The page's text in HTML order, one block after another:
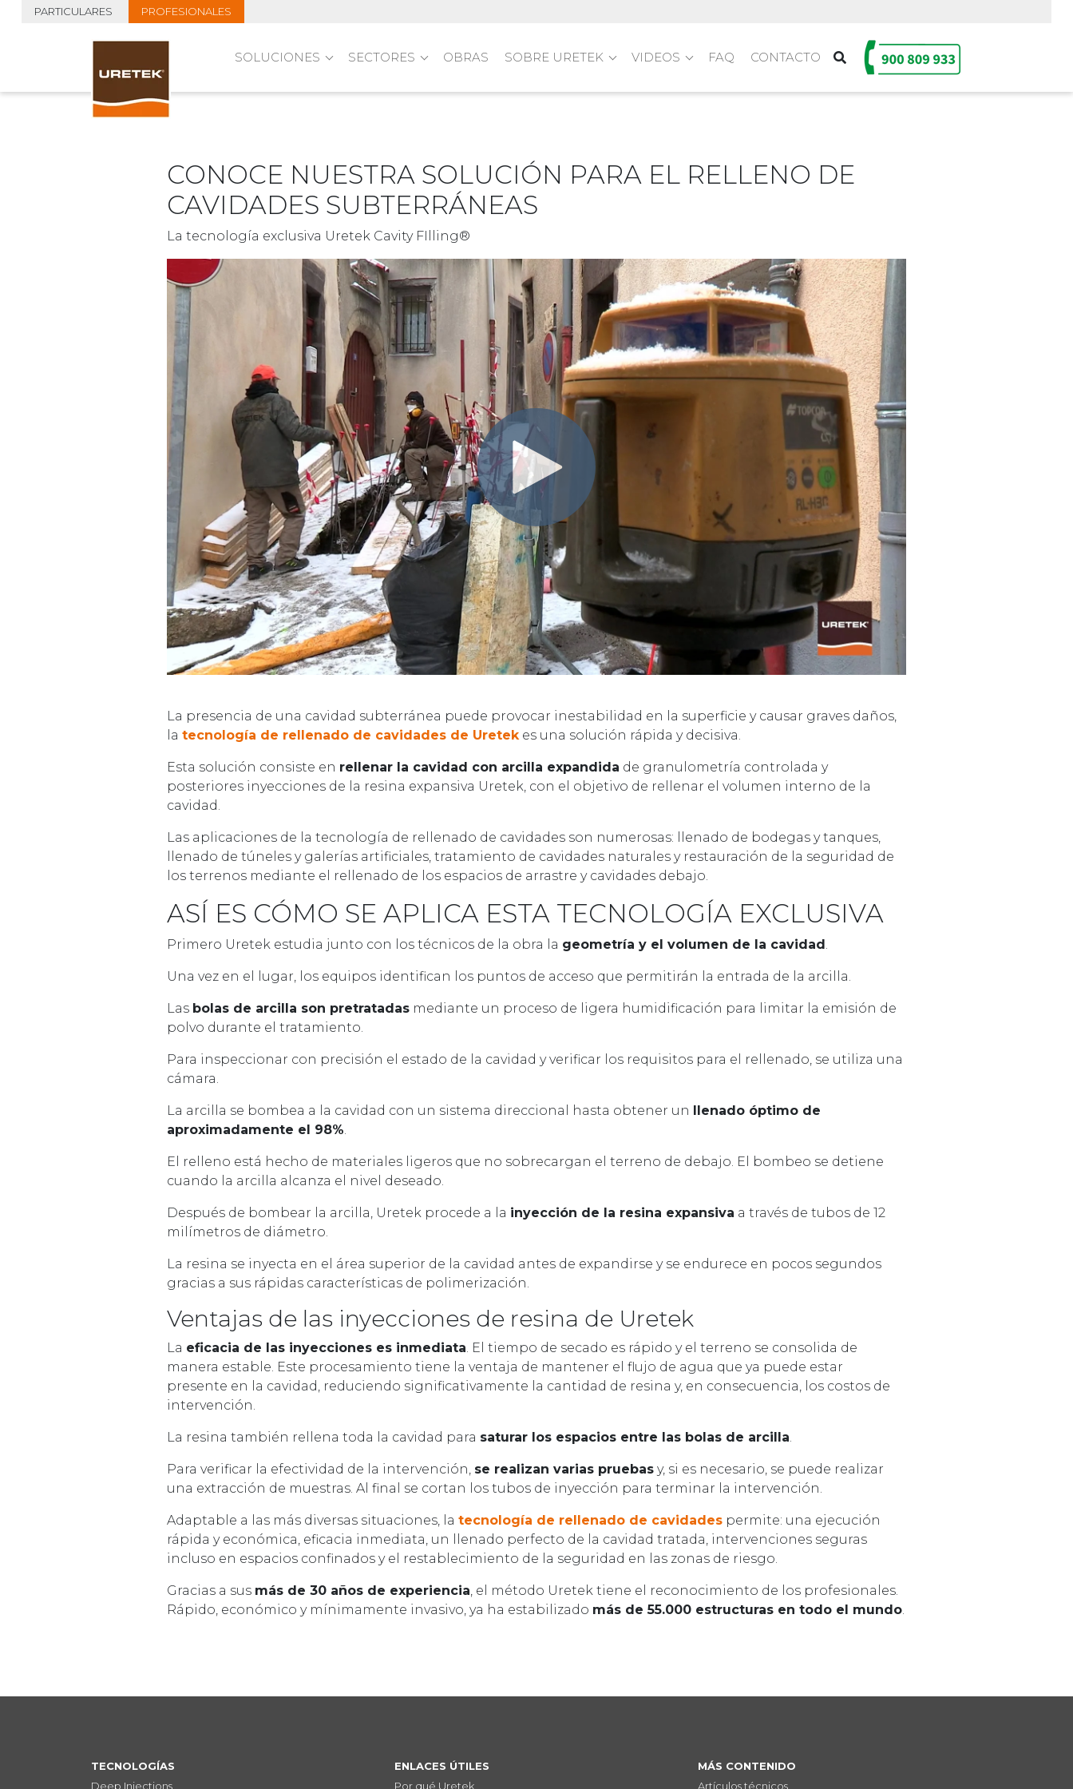
PARTICULARES PROFESIONALES
SOLUCIONES SECTORES OBRAS SOBRE URETEK VIDEOS FAQ CONTACTO
CONOCE NUESTRA SOLUCIÓN PARA EL RELLENO DE
CAVIDADES SUBTERRÁNEAS
La tecnología exclusiva Uretek Cavity FIlling®
La presencia de una cavidad subterránea puede provocar inestabilidad en la superficie y causar graves daños,
la tecnología de rellenado de cavidades de Uretekes una solución rápida y decisiva.
Esta solución consiste en rellenar la cavidad con arcilla expandida de granulometría controlada y
posteriores inyecciones de la resina expansiva Uretek, con el objetivo de rellenar el volumen interno de la
cavidad.
Las aplicaciones de la tecnología de rellenado de cavidades son numerosas: llenado de bodegas y tanques,
llenado de túneles y galerías artificiales, tratamiento de cavidades naturales y restauración de la seguridad de
los terrenos mediante el rellenado de los espacios de arrastre y cavidades debajo.
ASÍ ES CÓMO SE APLICA ESTA TECNOLOGÍA EXCLUSIVA
Primero Uretek estudia junto con los técnicos de la obra la geometría y el volumen de la cavidad.
Una vez en el lugar, los equipos identifican los puntos de acceso que permitirán la entrada de la arcilla.
Las bolas de arcilla son pretratadas mediante un proceso de ligera humidificación para limitar la emisión de
polvo durante el tratamiento.
Para inspeccionar con precisión el estado de la cavidad y verificar los requisitos para el rellenado, se utiliza una
cámara.
La arcilla se bombea a la cavidad con un sistema direccional hasta obtener un llenado óptimo de
aproximadamente el 98%.
El relleno está hecho de materiales ligeros que no sobrecargan el terreno de debajo. El bombeo se detiene
cuando la arcilla alcanza el nivel deseado.
Después de bombear la arcilla, Uretek procede a la inyección de la resina expansiva a través de tubos de 12
milímetros de diámetro.
La resina se inyecta en el área superior de la cavidad antes de expandirse y se endurece en pocos segundos
gracias a sus rápidas características de polimerización.
Ventajas de las inyecciones de resina de Uretek
La eficacia de las inyecciones es inmediata. El tiempo de secado es rápido y el terreno se consolida de
manera estable. Este procesamiento tiene la ventaja de mantener el flujo de agua que ya puede estar
presente en la cavidad, reduciendo significativamente la cantidad de resina y, en consecuencia, los costos de
intervención.
La resina también rellena toda la cavidad para saturar los espacios entre las bolas de arcilla.
Para verificar la efectividad de la intervención, se realizan varias pruebas y, si es necesario, se puede realizar
una extracción de muestras. Al final se cortan los tubos de inyección para terminar la intervención.
Adaptable a las más diversas situaciones, la tecnología de rellenado de cavidades permite: una ejecución
rápida y económica, eficacia inmediata, un llenado perfecto de la cavidad tratada, intervenciones seguras
incluso en espacios confinados y el restablecimiento de la seguridad en las zonas de riesgo.
Gracias a sus más de 30 años de experiencia, el método Uretek tiene el reconocimiento de los profesionales.
Rápido, económico y mínimamente invasivo, ya ha estabilizado más de 55.000 estructuras en todo el mundo.
TECNOLOGÍAS
Deep Injections
ENLACES ÚTILES
Por qué Uretek
MÁS CONTENIDO
Artículos técnicos